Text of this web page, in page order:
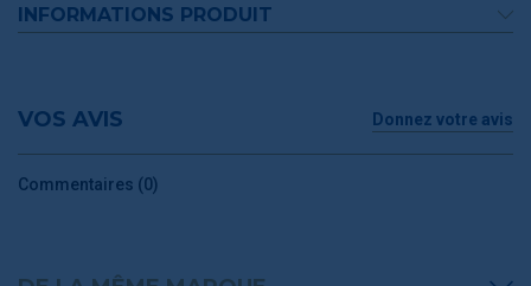
INFORMATIONS PRODUIT
VOS AVIS Donnez votre avis
Commentaires (0)